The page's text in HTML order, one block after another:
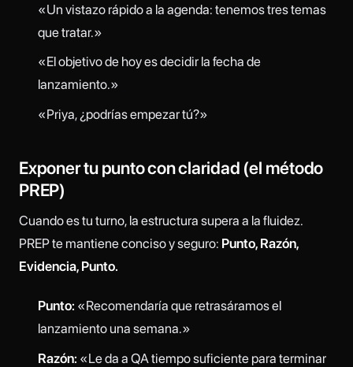
«Un vistazo rápido a la agenda: tenemos tres temas
que tratar.»
«El objetivo de hoy es decidir la fecha de
lanzamiento.»
«Priya, ¿podrías empezar tú?»
Exponer tu punto con claridad (el método
PREP)
Cuando es tu turno, la estructura supera a la fluidez.
PREP te mantiene conciso y seguro: Punto, Razón,
Evidencia, Punto.
Punto: «Recomendaría que retrasáramos el
lanzamiento una semana.»
Razón: «Le da a QA tiempo suficiente para terminar